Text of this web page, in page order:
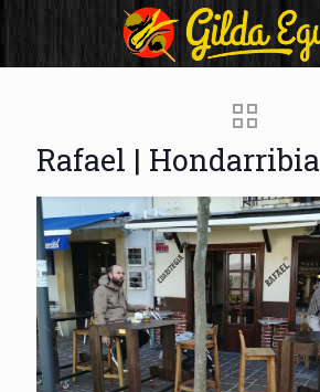
Rafael | Hondarribia